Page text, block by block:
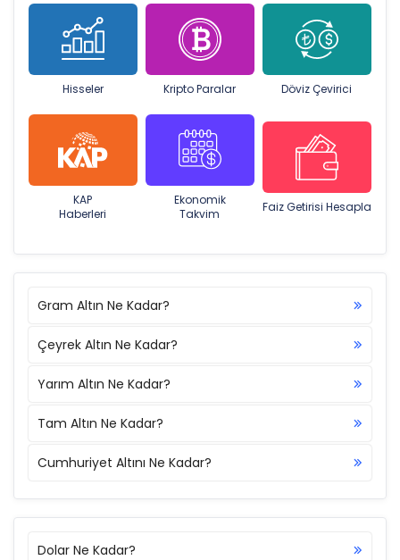
Hisseler Kripto Paralar Döviz Çevirici
KAP
Haberleri
Ekonomik
Takvim
Faiz Getirisi Hesapla
Gram Altın Ne Kadar?
Çeyrek Altın Ne Kadar?
Yarım Altın Ne Kadar?
Tam Altın Ne Kadar?
Cumhuriyet Altını Ne Kadar?
Dolar Ne Kadar?